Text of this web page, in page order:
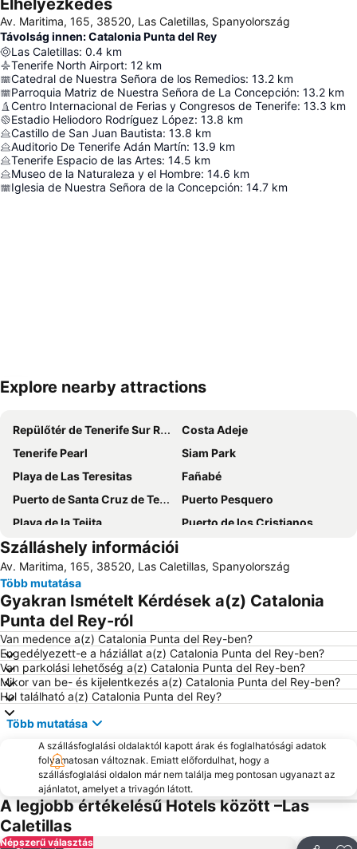
Elhelyezkedés
Av. Maritima, 165, 38520, Las Caletillas, Spanyolország
Távolság innen: Catalonia Punta del Rey
Las Caletillas: 0.4 km
Tenerife North Airport: 12 km
Catedral de Nuestra Señora de los Remedios: 13.2 km
Parroquia Matriz de Nuestra Señora de La Concepción: 13.2 km
Centro Internacional de Ferias y Congresos de Tenerife: 13.3 km
Estadio Heliodoro Rodríguez López: 13.8 km
Castillo de San Juan Bautista: 13.8 km
Auditorio De Tenerife Adán Martín: 13.9 km
Tenerife Espacio de las Artes: 14.5 km
Museo de la Naturaleza y el Hombre: 14.6 km
Iglesia de Nuestra Señora de la Concepción: 14.7 km
Nagy méretű térkép
Explore nearby attractions
Repülőtér de Tenerife Sur Reina Sofía
Costa Adeje
Tenerife Pearl
Siam Park
Playa de Las Teresitas
Fañabé
Puerto de Santa Cruz de Tenerife
Puerto Pesquero
Playa de la Tejita
Puerto de los Cristianos
Amarilla Golf
Loro Parque delfinárium
Costa Adeje-San
Aqualand
Playa Costa del Silencio
Playa Martiánez
Teide Cableway
Tropicana
Casino Playa de las Américas
Repülőtér de Tenerife Norte
Plaza del Cristo
Playa Jardín
Teide National Park
Playa del Médano
Costa Adeje-El
Del Duque
Playa Paraíso
Centro Internacional de Ferias y Congresos de Tenerife
El Tope-La Costa
Playa de San Juan
La Pinta
Puerto Colón
Szálláshely információi
Av. Maritima, 165, 38520, Las Caletillas, Spanyolország
Több mutatása
Gyakran Ismételt Kérdések a(z) Catalonia
Punta del Rey-ról
Van medence a(z) Catalonia Punta del Rey-ben?
Engedélyezett-e a háziállat a(z) Catalonia Punta del Rey-ben?
Van parkolási lehetőség a(z) Catalonia Punta del Rey-ben?
Mikor van be- és kijelentkezés a(z) Catalonia Punta del Rey-ben?
Hol található a(z) Catalonia Punta del Rey?
Több mutatása
A szállásfoglalási oldalaktól kapott árak és foglalhatósági adatok
folyamatosan változnak. Emiatt előfordulhat, hogy a
szállásfoglalási oldalon már nem találja meg pontosan ugyanazt az
ajánlatot, amelyet a trivagón látott.
A legjobb értékelésű Hotels között –Las
Caletillas
Népszerű választás